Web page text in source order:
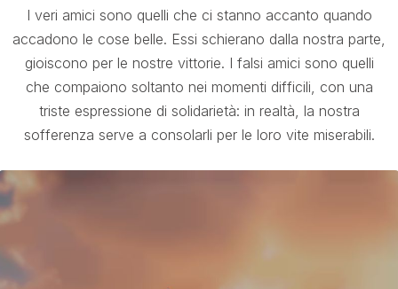
I veri amici sono quelli che ci stanno accanto quando
accadono le cose belle. Essi schierano dalla nostra parte,
gioiscono per le nostre vittorie. I falsi amici sono quelli
che compaiono soltanto nei momenti difficili, con una
triste espressione di solidarietà: in realtà, la nostra
sofferenza serve a consolarli per le loro vite miserabili.